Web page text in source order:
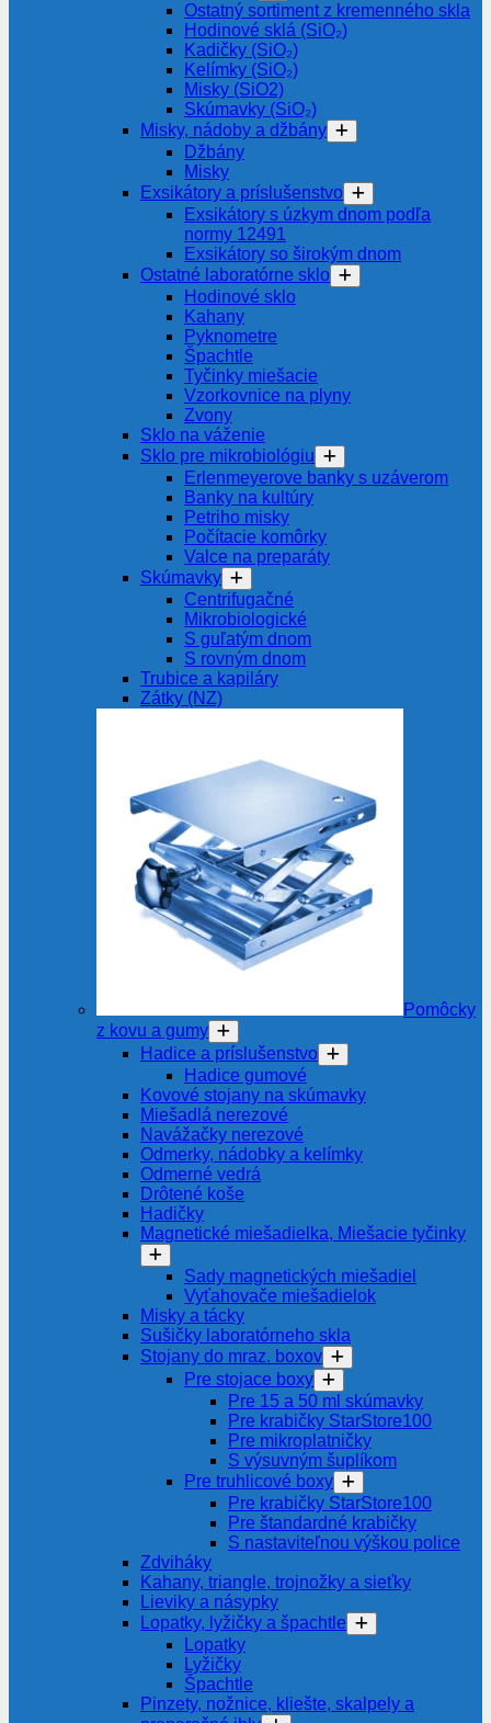
Ostatný sortiment z kremenného skla
Hodinové sklá (SiO₂)
Kadičky (SiO₂)
Kelímky (SiO₂)
Misky (SiO2)
Skúmavky (SiO₂)
Misky, nádoby a džbány
Džbány
Misky
Exsikátory a príslušenstvo
Exsikátory s úzkym dnom podľa
normy 12491
Exsikátory so širokým dnom
Ostatné laboratórne sklo
Hodinové sklo
Kahany
Pyknometre
Špachtle
Tyčinky miešacie
Vzorkovnice na plyny
Zvony
Sklo na váženie
Sklo pre mikrobiológiu
Erlenmeyerove banky s uzáverom
Banky na kultúry
Petriho misky
Počítacie komôrky
Valce na preparáty
Skúmavky
Centrifugačné
Mikrobiologické
S guľatým dnom
S rovným dnom
Trubice a kapiláry
Zátky (NZ)
Pomôcky
z kovu a gumy
Hadice a príslušenstvo
Hadice gumové
Kovové stojany na skúmavky
Miešadlá nerezové
Navážačky nerezové
Odmerky, nádobky a kelímky
Odmerné vedrá
Drôtené koše
Hadičky
Magnetické miešadielka, Miešacie tyčinky
Sady magnetických miešadiel
Vyťahovače miešadielok
Misky a tácky
Sušičky laboratórneho skla
Stojany do mraz. boxov
Pre stojace boxy
Pre 15 a 50 ml skúmavky
Pre krabičky StarStore100
Pre mikroplatničky
S výsuvným šuplíkom
Pre truhlicové boxy
Pre krabičky StarStore100
Pre štandardné krabičky
S nastaviteľnou výškou police
Zdviháky
Kahany, triangle, trojnožky a sieťky
Lieviky a násypky
Lopatky, lyžičky a špachtle
Lopatky
Lyžičky
Špachtle
Pinzety, nožnice, kliešte, skalpely a